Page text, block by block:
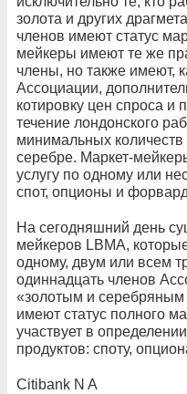
золота и других
членов имеют статус
мейкеры имеют те же
члены, но также имеют,
Ассоциации,
котировку цен спроса и
течение лондонского
минимальных количеств
серебре. Маркет-
услугу по одному или
спот, опционы и
На сегодняшний день
мейкеров LBMA,
одному, двум или всем
одиннадцать членов
«золотым и
имеют статус полного
участвует в
продуктов: споту,
Citibank N A